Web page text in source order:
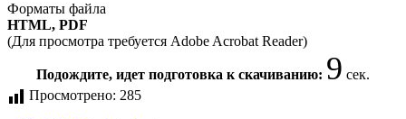
Форматы файла
HTML, PDF
(Для просмотра требуется Adobe Acrobat Reader)
Подождите, идет подготовка к скачиванию: 9 сек.
Просмотрено: 285